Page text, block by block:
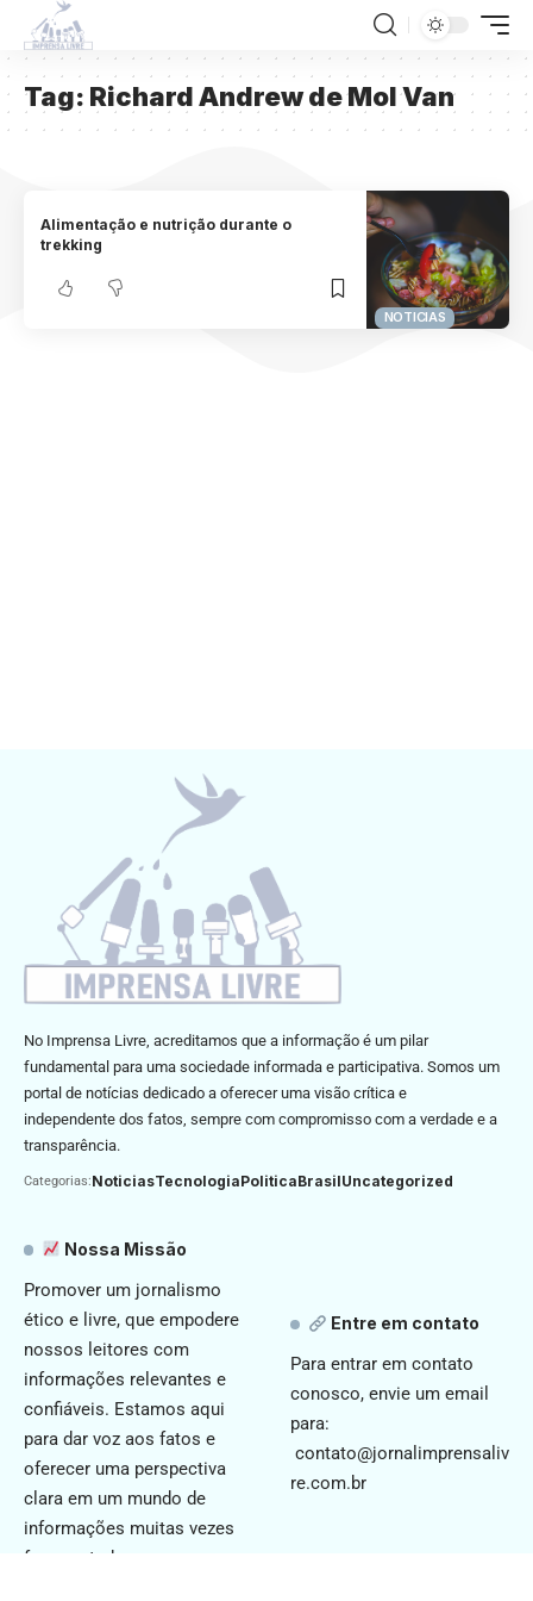
Tag: Richard Andrew de Mol Van
NOTICIAS
Alimentação e nutrição durante o
trekking
No Imprensa Livre, acreditamos que a informação é um pilar
fundamental para uma sociedade informada e participativa. Somos um
portal de notícias dedicado a oferecer uma visão crítica e
independente dos fatos, sempre com compromisso com a verdade e a
transparência.
Categorias:NoticiasTecnologiaPoliticaBrasilUncategorized
Nossa Missão
Promover um jornalismo
ético e livre, que empodere
nossos leitores com
informações relevantes e
confiáveis. Estamos aqui
para dar voz aos fatos e
oferecer uma perspectiva
clara em um mundo de
informações muitas vezes
fragmentadas.
Entre em contato
Para entrar em contato
conosco, envie um email
para:
contato@jornalimprensaliv
re.com.br